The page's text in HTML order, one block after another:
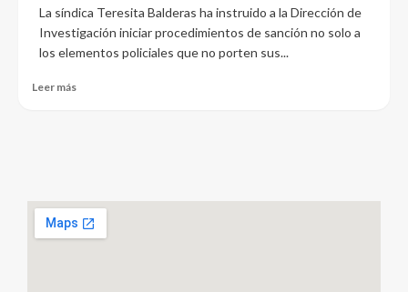
La síndica Teresita Balderas ha instruido a la Dirección de
Investigación iniciar procedimientos de sanción no solo a
los elementos policiales que no porten sus...
Leer más